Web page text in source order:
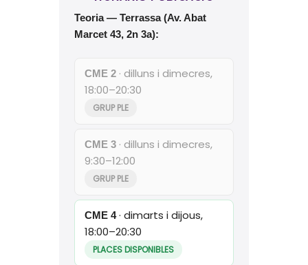
Teoria — Terrassa (Av. Abat
Marcet 43, 2n 3a):
CME 2 · dilluns i dimecres,
18:00–20:30
GRUP PLE
CME 3 · dilluns i dimecres,
9:30–12:00
GRUP PLE
CME 4· dimarts i dijous,
18:00–20:30
PLACES DISPONIBLES